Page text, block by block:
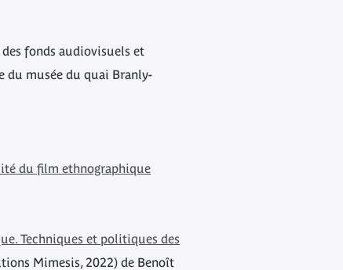
des fonds audiovisuels et
du musée du quai Branly-
du film ethnographique
Techniques et politiques des
Mimesis, 2022) de Benoît